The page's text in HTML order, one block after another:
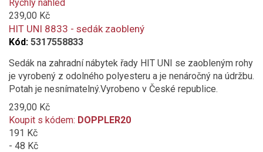
added
to
compare
Rychlý náhled
239,00 Kč
HIT UNI 8833 - sedák zaoblený
Kód: 5317558833
Sedák na zahradní nábytek řady HIT UNI se zaobleným rohy
je vyrobený z odolného polyesteru a je nenáročný na údržbu.
Potah je nesnímatelný.Vyrobeno v České republice.
239,00 Kč
Koupit s kódem: DOPPLER20
191 Kč
- 48 Kč